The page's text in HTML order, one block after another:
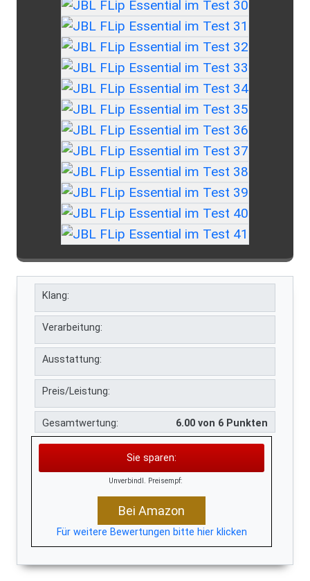
Klang:
Verarbeitung:
Ausstattung:
Preis/Leistung:
Gesamtwertung: 6.00 von 6 Punkten
Sie sparen:
Unverbindl. Preisempf:
Bei Amazon
Für weitere Bewertungen bitte hier klicken